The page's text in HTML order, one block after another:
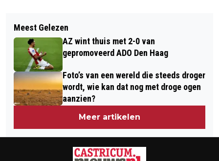
LOKAAL VITAAL OPNIEUW DE
GROOTSTE IN CASTRICUM
100 JAAR SALSA-GESCHIEDENIS IN
SPETTERENDE MUZIEK- EN
DANSSHOW IN KENNEMER THEATER
Meest Gelezen
AZ wint thuis met 2-0 van
gepromoveerd ADO Den Haag
Foto’s van een wereld die steeds droger
wordt, wie kan dat nog met droge ogen
aanzien?
Meer artikelen